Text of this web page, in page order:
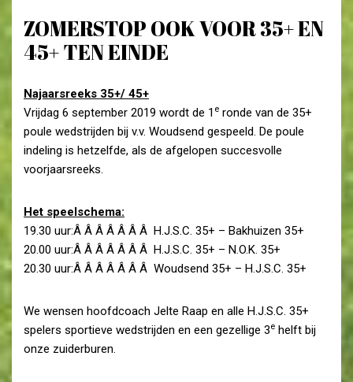
ZOMERSTOP OOK VOOR 35+ EN
45+ TEN EINDE
Najaarsreeks 35+/ 45+
Vrijdag 6 september 2019 wordt de 1 e ronde van de 35+
poule wedstrijden bij v.v. Woudsend gespeeld. De poule
indeling is hetzelfde, als de afgelopen succesvolle
voorjaarsreeks.
Het speelschema:
19.30 uur:Â Â Â Â Â Â Â H.J.S.C. 35+ – Bakhuizen 35+
20.00 uur:Â Â Â Â Â Â Â H.J.S.C. 35+ – N.O.K. 35+
20.30 uur:Â Â Â Â Â Â Â Woudsend 35+ – H.J.S.C. 35+
We wensen hoofdcoach Jelte Raap en alle H.J.S.C. 35+
spelers sportieve wedstrijden en een gezellige 3e helft bij
onze zuiderburen.